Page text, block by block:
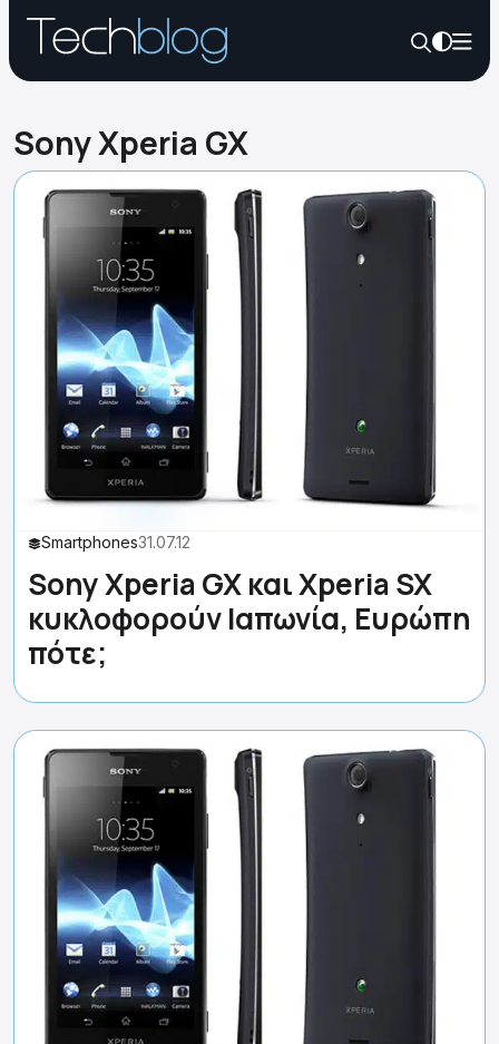
Sony Xperia GX
Smartphones31.07.12
Sony Xperia GX και Xperia SX
κυκλοφορούν Ιαπωνία, Ευρώπη
πότε;